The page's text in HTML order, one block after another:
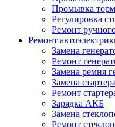
Промывка
Регулировка
Ремонт
Ремонт
Замена
Ремонт
Замена ремня
Замена
Ремонт
Зарядка АКБ
Замена
Ремонт